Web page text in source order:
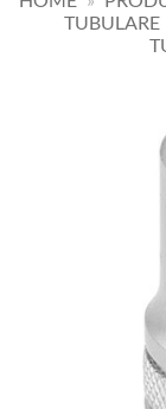
TUBULARE